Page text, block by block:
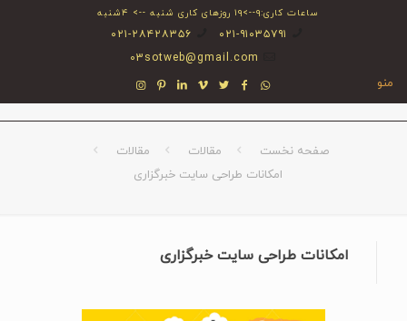
ساعات کاری:۹-->۱۹ روزهای کاری شنبه --> ۴شنبه
۰۲۱-۹۱۰۳۵۷۹۱
۰۲۱-۲۸۴۲۸۳۵۶
03sotweb@gmail.com
منو
صفحه نخست مقالات
مقالات
امکانات طراحی سایت خبرگزاری
امکانات طراحی سایت خبرگزاری